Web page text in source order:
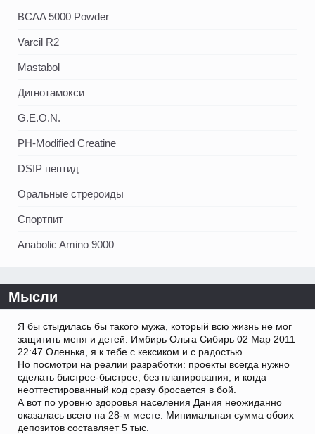
BCAA 5000 Powder
Varcil R2
Mastabol
Дигнотамокси
G.E.O.N.
PH-Modified Creatine
DSIP пептид
Оральные стрероиды
Спортпит
Anabolic Amino 9000
Мысли
Я бы стыдилась бы такого мужа, который всю жизнь не мог
защитить меня и детей. Имбирь Ольга Сибирь 02 Мар 2011
22:47 Оленька, я к тебе с кексиком и с радостью.
Но посмотри на реалии разработки: проекты всегда нужно
сделать быстрее-быстрее, без планирования, и когда
неоттестированный код сразу бросается в бой.
А вот по уровню здоровья населения Дания неожиданно
оказалась всего на 28-м месте. Минимальная сумма обоих
депозитов составляет 5 тыс.